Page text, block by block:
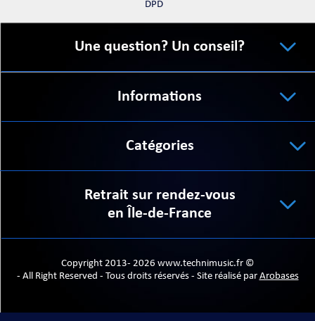
DPD
Une question? Un conseil?
Informations
Catégories
Retrait sur rendez-vous
en Île-de-France
Copyright 2013- 2026 www.technimusic.fr ©
- All Right Reserved - Tous droits réservés - Site réalisé par Arobases